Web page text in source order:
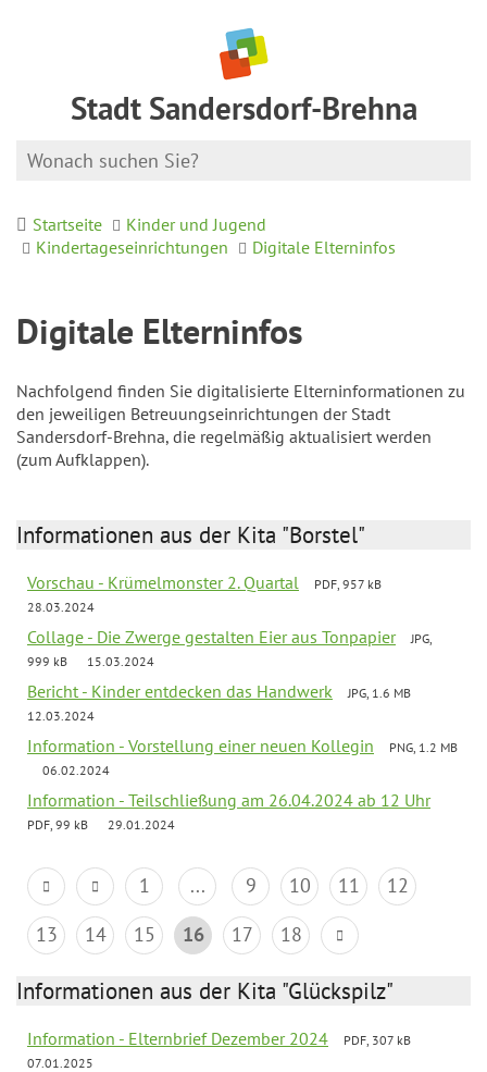
Stadt Sandersdorf-Brehna
Startseite
Kinder und Jugend
Kindertageseinrichtungen
Digitale Elterninfos
Digitale Elterninfos
Nachfolgend finden Sie digitalisierte Elterninformationen zu
den jeweiligen Betreuungseinrichtungen der Stadt
Sandersdorf-Brehna, die regelmäßig aktualisiert werden
(zum Aufklappen).
Informationen aus der Kita "Borstel"
Vorschau - Krümelmonster 2. Quartal
PDF, 957 kB
28.03.2024
Collage - Die Zwerge gestalten Eier aus Tonpapier
JPG,
999 kB
15.03.2024
Bericht - Kinder entdecken das Handwerk
JPG, 1.6 MB
12.03.2024
Information - Vorstellung einer neuen Kollegin
PNG, 1.2 MB
06.02.2024
Information - Teilschließung am 26.04.2024 ab 12 Uhr
PDF, 99 kB 29.01.2024
1 ... 9 10 11
12
13
14 15 16 17 18
Informationen aus der Kita "Glückspilz"
Information - Elternbrief Dezember 2024
PDF, 307 kB
07.01.2025